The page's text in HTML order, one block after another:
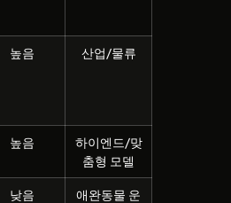
높음 산업/물류
높음
하이엔드/맞
춤형 모델
낮음
애완동물 운